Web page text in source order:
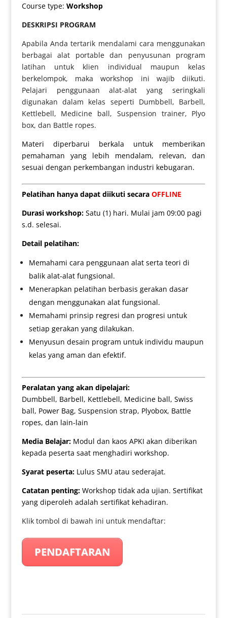
Course type: Workshop
DESKRIPSI PROGRAM
Apabila Anda tertarik mendalami cara menggunakan
berbagai alat portable dan penyusunan program
latihan untuk klien individual maupun kelas
berkelompok, maka workshop ini wajib diikuti.
Pelajari penggunaan alat-alat yang seringkali
digunakan dalam kelas seperti Dumbbell, Barbell,
Kettlebell, Medicine ball, Suspension trainer, Plyo
box, dan Battle ropes.
Materi diperbarui berkala untuk memberikan
pemahaman yang lebih mendalam, relevan, dan
sesuai dengan perkembangan industri kebugaran.
Pelatihan hanya dapat diikuti secara OFFLINE
Durasi workshop:Satu (1) hari. Mulai jam 09:00 pagi
s.d. selesai.
Detail pelatihan:
Memahami cara penggunaan alat serta teori di
balik alat-alat fungsional.
Menerapkan pelatihan berbasis gerakan dasar
dengan menggunakan alat fungsional.
Memahami prinsip regresi dan progresi untuk
setiap gerakan yang dilakukan.
Menyusun desain program untuk individu maupun
kelas yang aman dan efektif.
Peralatan yang akan dipelajari:
Dumbbell, Barbell, Kettlebell, Medicine ball, Swiss
ball, Power Bag, Suspension strap, Plyobox, Battle
ropes, dan lain-lain
Media Belajar:Modul dan kaos APKI akan diberikan
kepada peserta saat menghadiri workshop.
Syarat peserta:Lulus SMU atau sederajat.
Catatan penting:Workshop tidak ada ujian. Sertifikat
yang diperoleh adalah sertifikat kehadiran.
Klik tombol di bawah ini untuk mendaftar:
PENDAFTARAN